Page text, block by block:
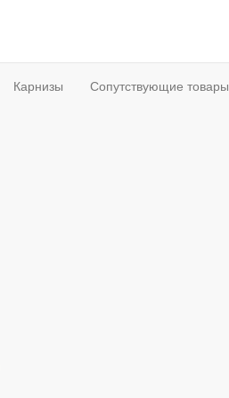
Карнизы Сопутствующие товары